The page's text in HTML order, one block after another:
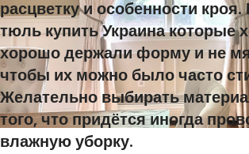
расцветку и особенности
тюль купить Украина которые
хорошо держали форму и не
чтобы их можно было часто
Желательно выбирать
того, что придётся иногда
влажную уборку.